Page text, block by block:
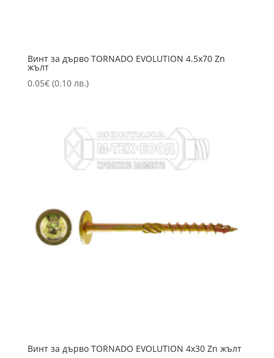
Винт за дърво TORNADO EVOLUTION 4.5х70 Zn
жълт
0.05€ (0.10 лв.)
Винт за дърво TORNADO EVOLUTION 4х30 Zn жълт